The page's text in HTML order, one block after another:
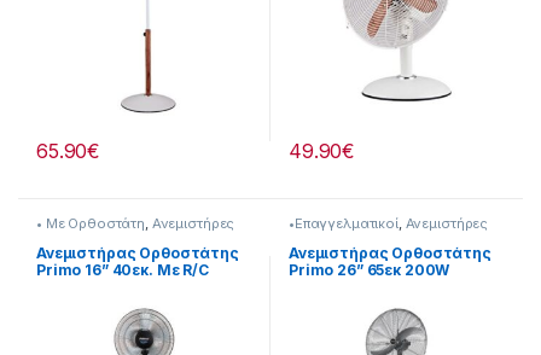
65.90€ 49.90€
• Με Ορθοστάτη, Ανεμιστήρες
Ανεμιστήρας Ορθοστάτης
Primo 16” 40εκ. Με R/C
•Επαγγελματικοί, Ανεμιστήρες
Ανεμιστήρας Ορθοστάτης
Primo 26” 65εκ 200W